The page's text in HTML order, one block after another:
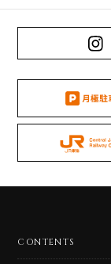
CONTENTS